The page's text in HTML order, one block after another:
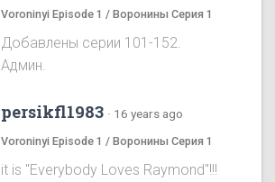
Voroninyi Episode 1 / Воронины Серия 1
Добавлены серии 101-152.
Админ.
persikfl1983 · 16 years ago
Voroninyi Episode 1 / Воронины Серия 1
it is "Everybody Loves Raymond"!!!